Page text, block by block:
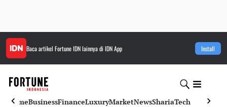
Baca artikel Fortune IDNlainnya di IDN App Install
HomeBusinessFinanceLuxuryMarketNewsShariaTech